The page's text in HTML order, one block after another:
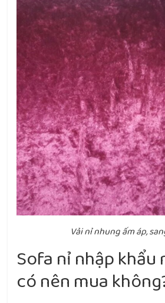
Vải nỉ nhung ấm áp,
Sofa nỉ nhập khẩu
có nên mua